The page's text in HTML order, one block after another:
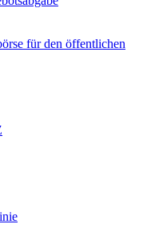
für den öffentlichen